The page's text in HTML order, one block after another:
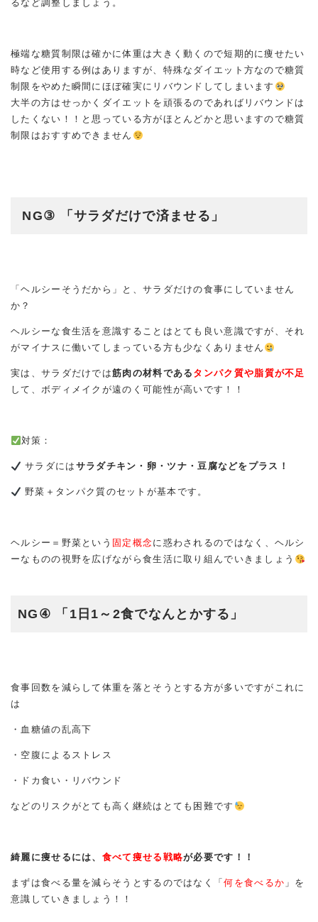
るなど調整しましょう。
極端な糖質制限は確かに体重は大きく動くので短期的に痩せたい
時など使用する例はありますが、特殊なダイエット方なので糖質
制限をやめた瞬間にほぼ確実にリバウンドしてしまいます
大半の方はせっかくダイエットを頑張るのであればリバウンドは
したくない！！と思っている方がほとんどかと思いますので糖質
制限はおすすめできません
NG③ 「サラダだけで済ませる」
「ヘルシーそうだから」と、サラダだけの食事にしていません
か？
ヘルシーな食生活を意識することはとても良い意識ですが、それ
がマイナスに働いてしまっている方も少なくありません
実は、サラダだけでは筋肉の材料である タンパク質や脂質が不足
して、ボディメイクが遠のく可能性が高いです！！
対策：
サラダには サラダチキン・卵・ツナ・豆腐などをプラス！
野菜＋タンパク質のセットが基本です。
ヘルシー＝野菜という 固定概念に惑わされるのではなく、ヘルシ
ーなものの視野を広げながら食生活に取り組んでいきましょう
NG④ 「1日1～2食でなんとかする」
食事回数を減らして体重を落とそうとする方が多いですがこれに
は
・血糖値の乱高下
・空腹によるストレス
・ドカ食い・リバウンド
などのリスクがとても高く継続はとても困難です
綺麗に痩せるには、 食べて痩せる戦略が必要です！！
まずは食べる量を減らそうとするのではなく「何を食べるか 」を
意識していきましょう！！